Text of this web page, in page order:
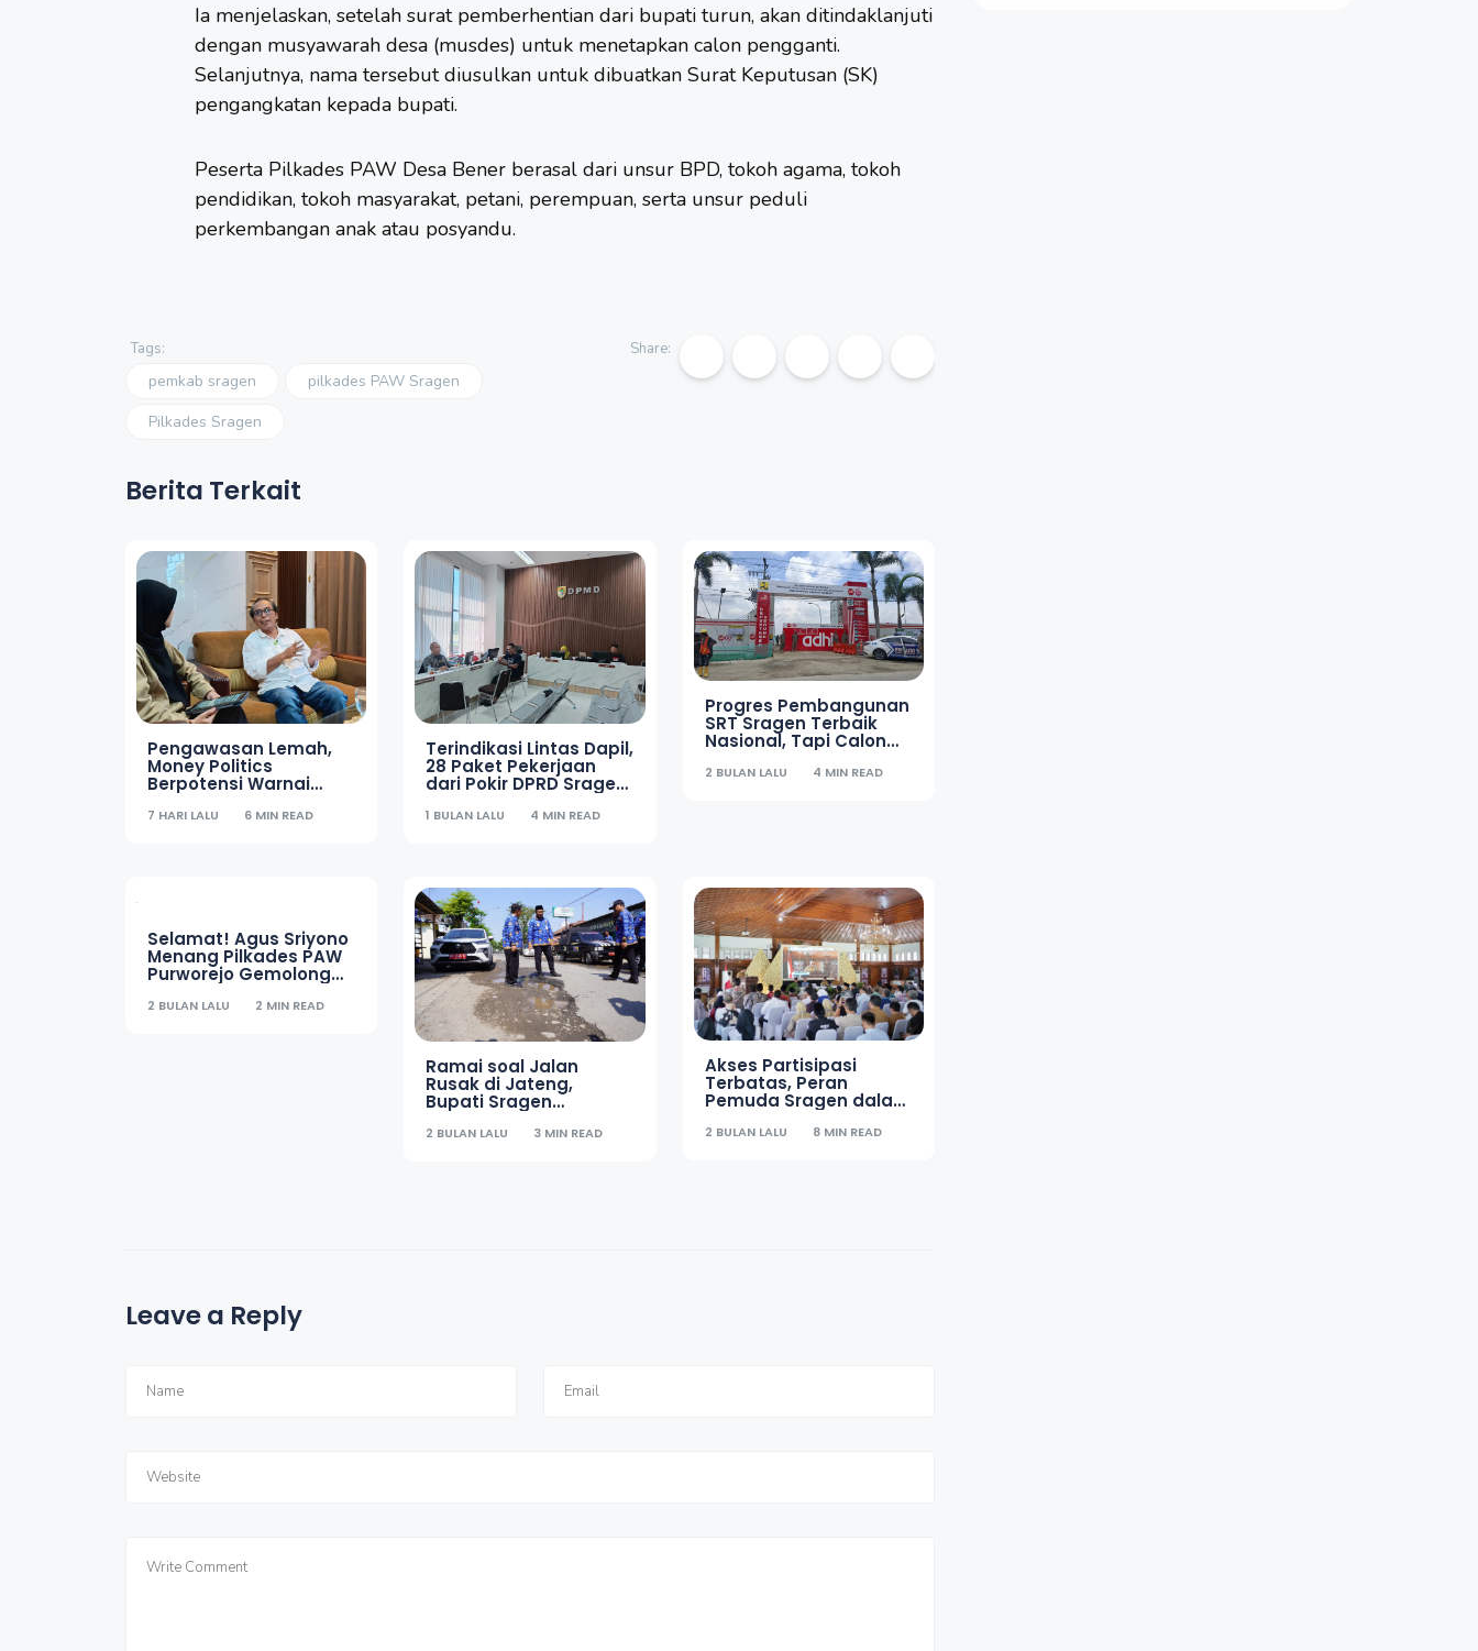
Ia menjelaskan, setelah surat pemberhentian dari bupati turun, akan ditindaklanjuti
dengan musyawarah desa (musdes) untuk menetapkan calon pengganti.
Selanjutnya, nama tersebut diusulkan untuk dibuatkan Surat Keputusan (SK)
pengangkatan kepada bupati.
Peserta Pilkades PAW Desa Bener berasal dari unsur BPD, tokoh agama, tokoh
pendidikan, tokoh masyarakat, petani, perempuan, serta unsur peduli
perkembangan anak atau posyandu.
Tags:
pemkab sragen
pilkades PAW Sragen
Pilkades Sragen
Share:
Berita Terkait
Pengawasan Lemah,
Money Politics
Berpotensi Warnai
Sragen
7 HARI LALU 6 MIN READ
Terindikasi Lintas Dapil,
28 Paket Pekerjaan
dari Pokir DPRD Sragen
1 BULAN LALU 4 MIN READ
Progres Pembangunan
SRT Sragen Terbaik
Nasional, Tapi Calon
Siswa SD Baru 5 Anak
2 BULAN LALU 4 MIN READ
Ramai soal Jalan
Rusak di Jateng,
Bupati Sragen
Langsung Survei 7 Ruas
Jalan
2 BULAN LALU 3 MIN READ
Akses Partisipasi
Terbatas, Peran
Pemuda Sragen dalam
Minim
2 BULAN LALU 8 MIN READ
Leave a Reply